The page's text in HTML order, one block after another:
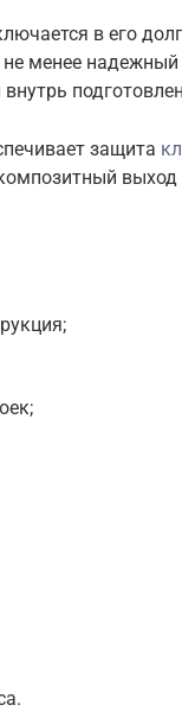
в его
менее
защита